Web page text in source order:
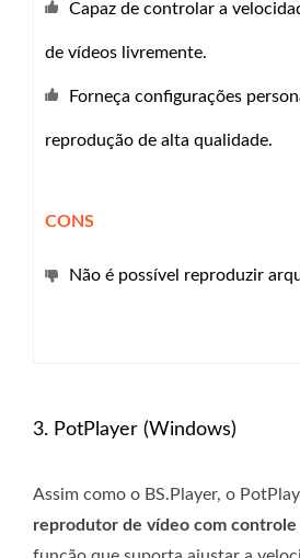
Capaz de controlar a
de vídeos livremente.
Forneça configurações
reprodução de alta qualidade.
CONS
Não é possível reproduzir
3. PotPlayer (Windows)
Assim como o BS.Player, o
reprodutor de vídeo com controle